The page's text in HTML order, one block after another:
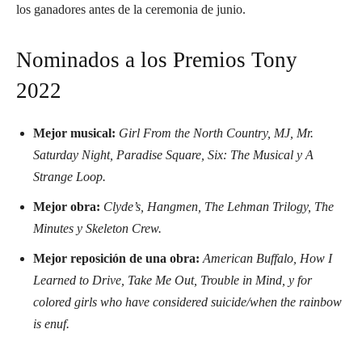
los ganadores antes de la ceremonia de junio.
Nominados a los Premios Tony
2022
Mejor musical: Girl From the North Country, MJ, Mr.
Saturday Night, Paradise Square, Six: The Musical y A
Strange Loop.
Mejor obra: Clyde’s, Hangmen, The Lehman Trilogy, The
Minutes y Skeleton Crew.
Mejor reposición de una obra: American Buffalo, How I
Learned to Drive, Take Me Out, Trouble in Mind, y for
colored girls who have considered suicide/when the rainbow
is enuf.